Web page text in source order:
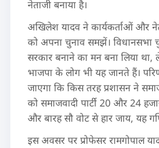
नेताजी बनाया है।
अखिलेश यादव ने कार्यकर्ताओं और
को अपना चुनाव समझें। विधानसभा
सरकार बनाने का मन बना लिया था,
भाजपा के लोग भी यह जानते हैं।
जाएगा कि किस तरह प्रशासन ने
को समाजवादी पार्टी 20 और 24
और बारह सौ वोट से हार जाय, यह
इस अवसर पर प्रोफेसर रामगोपाल